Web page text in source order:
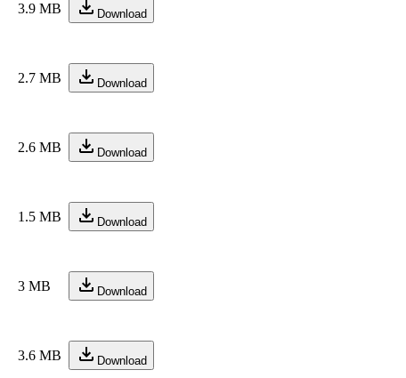
3.9 MB Download
2.7 MB Download
2.6 MB Download
1.5 MB Download
3 MB Download
3.6 MB Download